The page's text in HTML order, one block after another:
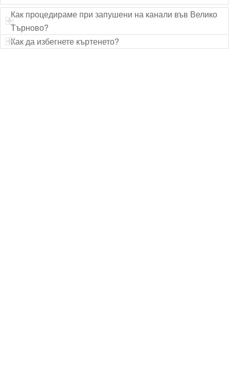
Как процедираме при запушени на канали във Велико
Търново?
Как да избегнете къртенето?